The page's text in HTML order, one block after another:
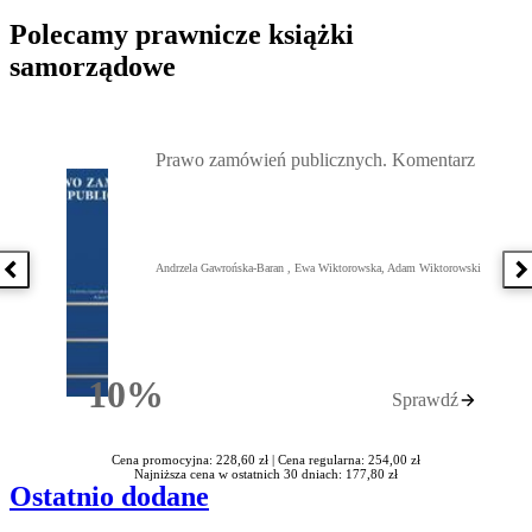
Polecamy prawnicze książki
samorządowe
Poprzednia książka
10%Rabatu
Prawo zamówień publicznych. Komentarz
Andrzela Gawrońska-Baran , Ewa Wiktorowska, Adam Wiktorowski
Sprawdź
Cena promocyjna: 228,60 zł | Cena regularna: 254,00 zł
Najniższa cena w ostatnich 30 dniach: 177,80 zł
Ostatnio dodane